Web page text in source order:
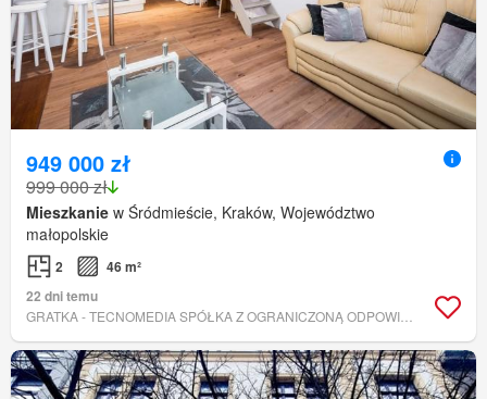
949 000 zł
999 000 zł
Mieszkanie w Śródmieście, Kraków, Województwo
małopolskie
2
46 m²
22 dni temu